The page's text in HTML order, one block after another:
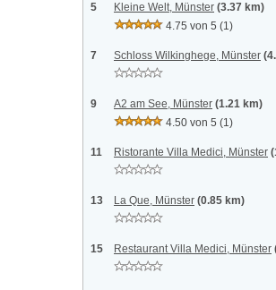
5 Kleine Welt, Münster (3.37 km)
4.75 von 5 (1)
7 Schloss Wilkinghege, Münster
9 A2 am See, Münster (1.21 km)
4.50 von 5 (1)
11 Ristorante Villa Medici, Münster
13 La Que, Münster (0.85 km)
15 Restaurant Villa Medici, Münster